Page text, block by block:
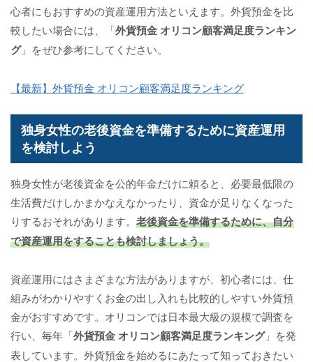
心者にもおすすめの資産運用方法といえます。外貨預金を比
較したい場合には、「外貨預金 オリコン顧客満足度ランキン
グ」をぜひ参考にしてください。
【最新】外貨預金 オリコン顧客満足度ランキング
独身女性の老後資金を準備するために資産運用
を検討しよう
独身女性が老後資金を公的年金だけに頼ると、必要最低限の
生活費だけしかまかなえなかったり、資金が足りなくなった
りするおそれがあります。 老後資金を準備するために、自分
で資産運用をすることも検討しましょう。
資産運用にはさまざまな方法がありますが、初心者には、仕
組みがわかりやすくお金の出し入れも比較的しやすい外貨預
金がおすすめです。オリコンでは日本最大級の規模で調査を
行い、毎年「外貨預金 オリコン顧客満足度ランキング」を発
表しています。外貨預金を始めるにあたって知っておきたい